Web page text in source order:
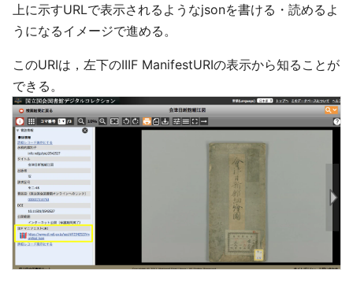
上に示すURLで表示されるようなjsonを書ける・読めるよ
うになるイメージで進める。
このURIは，左下のIIIF ManifestURIの表示から知ることが
できる。